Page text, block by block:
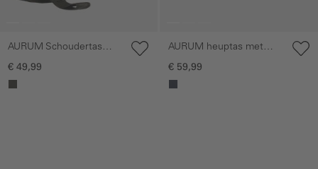
AURUM Schoudertas
met afneembare
€ 49,99
AURUM heuptas met
ritsvakken
€ 59,99